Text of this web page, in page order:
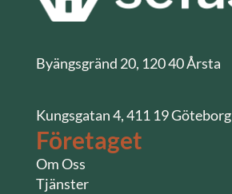
Byängsgränd 20, 120 40 Årsta
Kungsgatan 4, 411 19 Göteborg
Företaget
Om Oss
Tjänster